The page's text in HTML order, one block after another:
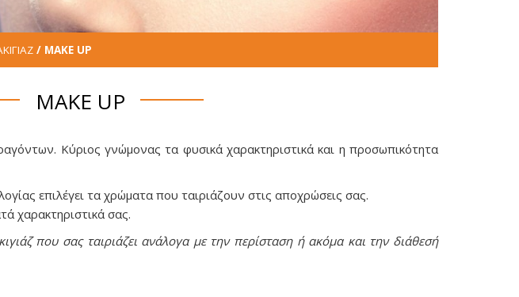
/ MAKE UP
MAKE UP
Κύριος γνώμονας τα φυσικά χαρακτηριστικά και η προσωπικότητα
επιλέγει τα χρώματα που ταιριάζουν στις αποχρώσεις σας.
χαρακτηριστικά σας.
που σας ταιριάζει ανάλογα με την περίσταση ή ακόμα και την διάθεσή